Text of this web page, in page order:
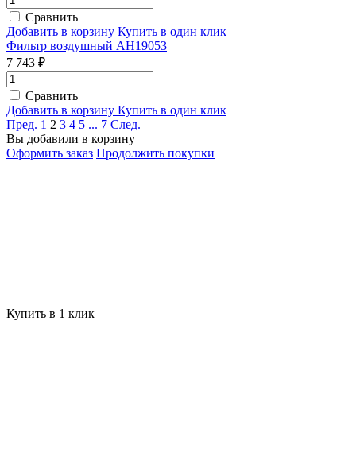
Сравнить
Добавить в корзину Купить в один клик
Фильтр воздушный AH19053
7 743 ₽
Сравнить
Добавить в корзину Купить в один клик
Пред. 1 2 3 4 5 ... 7 След.
Вы добавили в корзину
Оформить заказ Продолжить покупки
Купить в 1 клик